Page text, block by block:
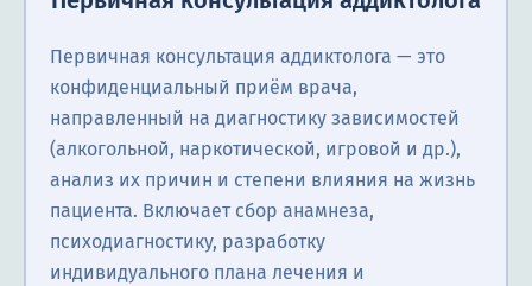
Первичная консультация аддиктолога — это
конфиденциальный приём врача,
направленный на диагностику зависимостей
(алкогольной, наркотической, игровой и др.),
анализ их причин и степени влияния на жизнь
пациента. Включает сбор анамнеза,
психодиагностику, разработку
индивидуального плана лечения и